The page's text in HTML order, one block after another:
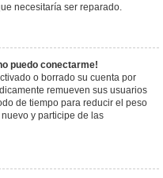
necesitaría ser reparado.
puedo conectarme!
o borrado su cuenta por
remueven sus usuarios
de tiempo para reducir el peso
y participe de las